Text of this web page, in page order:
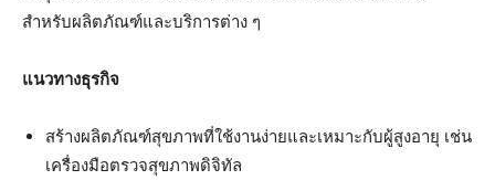
สำหรับผลิตภัณฑ์และบริการต่าง ๆ
แนวทางธุรกิจ
สร้างผลิตภัณฑ์สุขภาพที่ใช้งานง่ายและเหมาะกับผู้สูงอายุ เช่น
เครื่องมือตรวจสุขภาพดิจิทัล